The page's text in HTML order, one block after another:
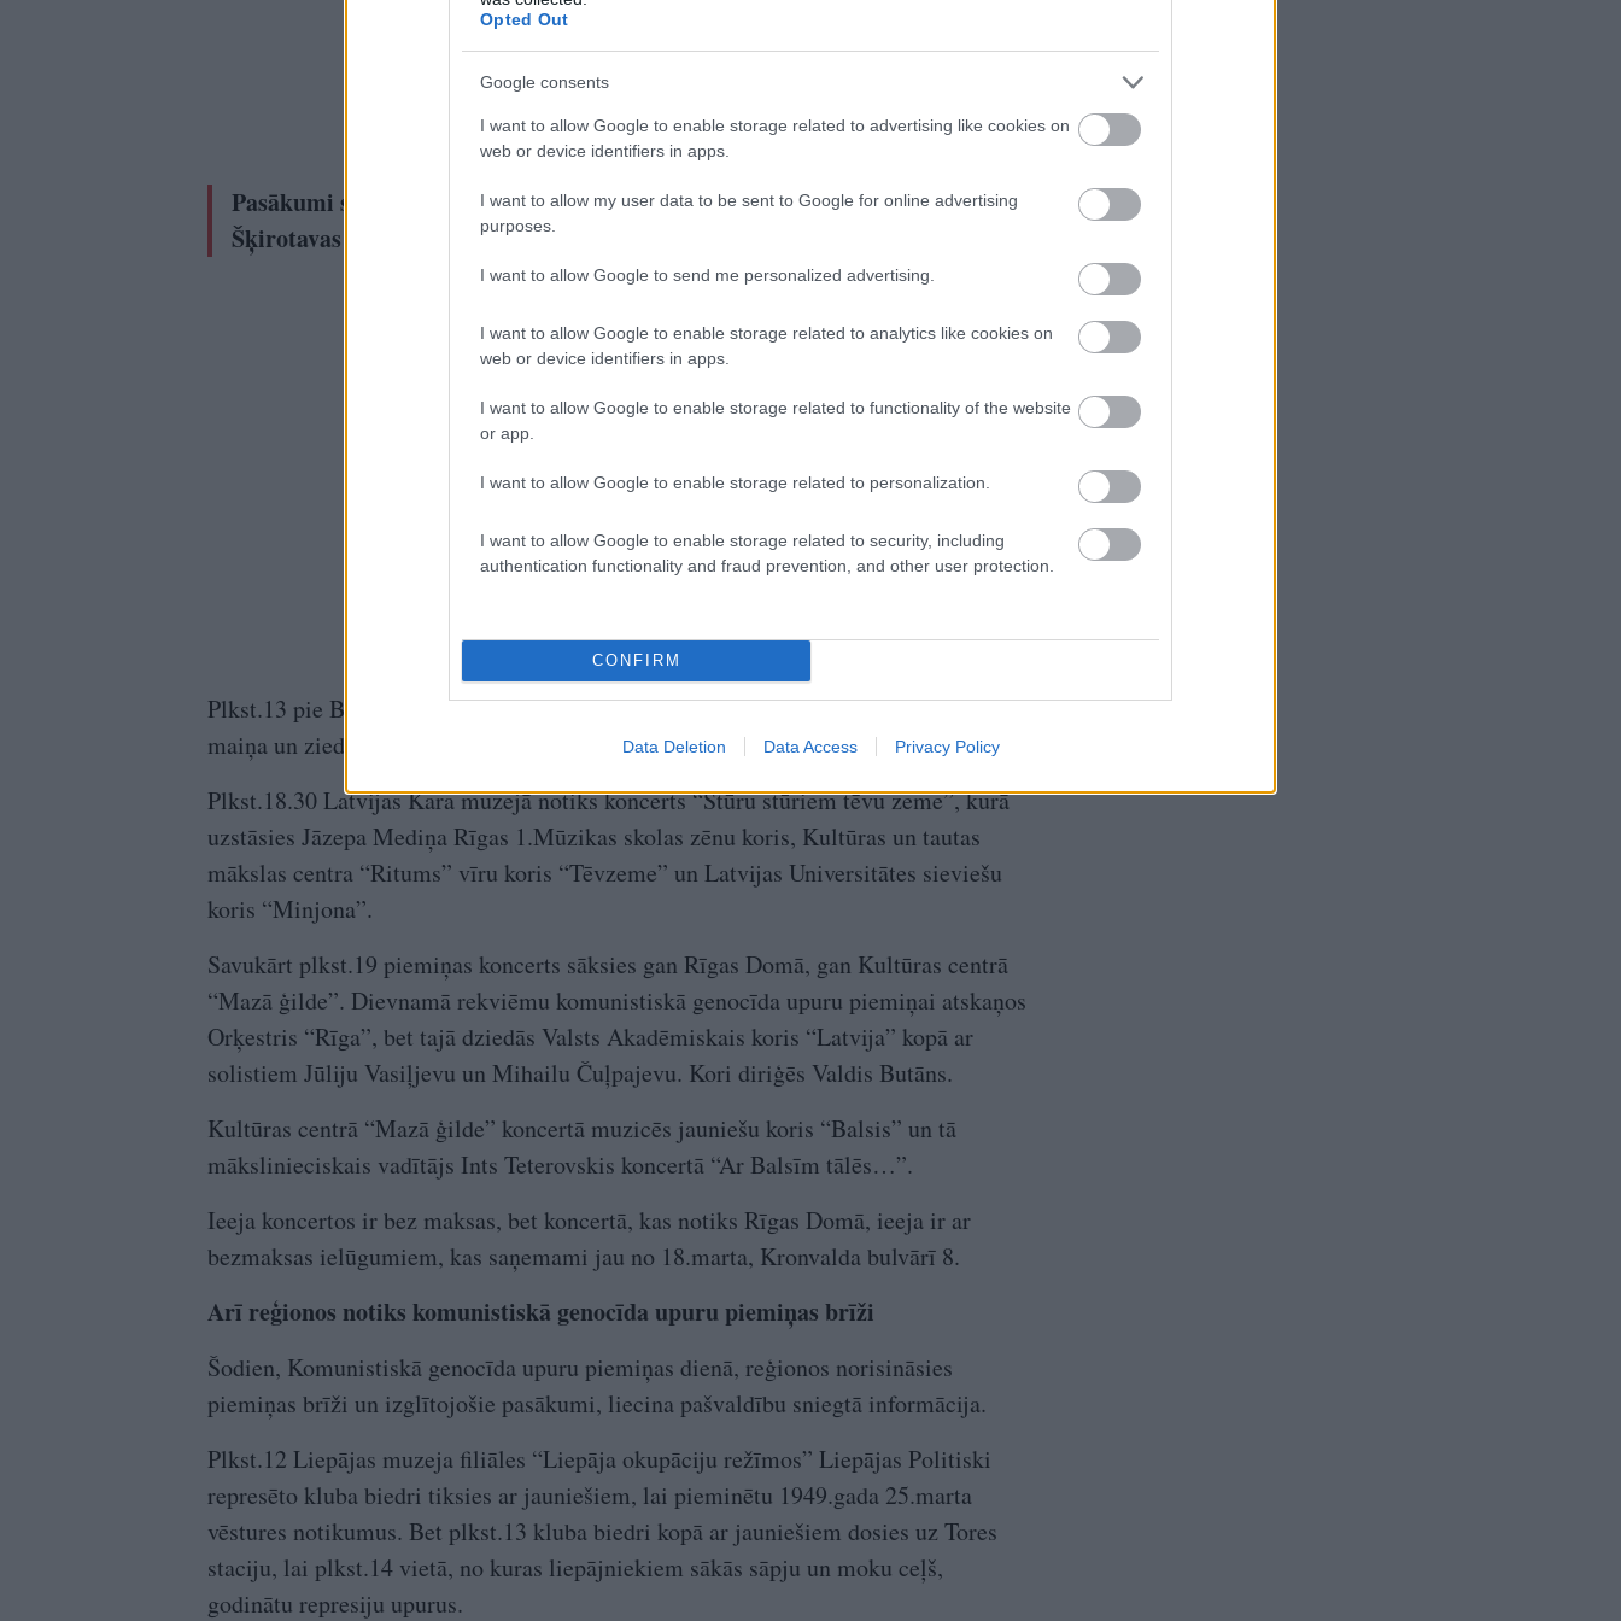
Opted Out
Google consents
I want to allow Google to enable storage related to advertising like cookies on
web or device identifiers in apps.
I want to allow my user data to be sent to Google for online advertising
purposes.
I want to allow Google to send me personalized advertising.
I want to allow Google to enable storage related to analytics like cookies on
web or device identifiers in apps.
I want to allow Google to enable storage related to functionality of the website
or app.
I want to allow Google to enable storage related to personalization.
I want to allow Google to enable storage related to security, including
authentication functionality and fraud prevention, and other user protection.
CONFIRM
Data Deletion Data Access Privacy Policy
zināms par
iespējamiem
uzbrukumiem
infrastruktūrai
Pasākumi sāksies plkst.10 ar piemiņas brīdi pie
Šķirotavas stacijas.
Plkst.13 pie Brīvības pieminekļa notiks atceres pasākums, svinīgā godasardzes
maiņa un ziedu nolikšanas ceremonija.
Plkst.18.30 Latvijas Kara muzejā notiks koncerts “Stūru stūriem tēvu zeme”, kurā
uzstāsies Jāzepa Mediņa Rīgas 1.Mūzikas skolas zēnu koris, Kultūras un tautas
mākslas centra “Ritums” vīru koris “Tēvzeme” un Latvijas Universitātes sieviešu
koris “Minjona”.
Savukārt plkst.19 piemiņas koncerts sāksies gan Rīgas Domā, gan Kultūras centrā
“Mazā ģilde”. Dievnamā rekviēmu komunistiskā genocīda upuru piemiņai atskaņos
Orķestris “Rīga”, bet tajā dziedās Valsts Akadēmiskais koris “Latvija” kopā ar
solistiem Jūliju Vasiļjevu un Mihailu Čuļpajevu. Kori diriģēs Valdis Butāns.
Kultūras centrā “Mazā ģilde” koncertā muzicēs jauniešu koris “Balsis” un tā
mākslinieciskais vadītājs Ints Teterovskis koncertā “Ar Balsīm tālēs…”.
Ieeja koncertos ir bez maksas, bet koncertā, kas notiks Rīgas Domā, ieeja ir ar
bezmaksas ielūgumiem, kas saņemami jau no 18.marta, Kronvalda bulvārī 8.
Arī reģionos notiks komunistiskā genocīda upuru piemiņas brīži
Šodien, Komunistiskā genocīda upuru piemiņas dienā, reģionos norisināsies
piemiņas brīži un izglītojošie pasākumi, liecina pašvaldību sniegtā informācija.
Plkst.12 Liepājas muzeja filiāles “Liepāja okupāciju režīmos” Liepājas Politiski
represēto kluba biedri tiksies ar jauniešiem, lai pieminētu 1949.gada 25.marta
vēstures notikumus. Bet plkst.13 kluba biedri kopā ar jauniešiem dosies uz Tores
staciju, lai plkst.14 vietā, no kuras liepājniekiem sākās sāpju un moku ceļš,
godinātu represiju upurus.